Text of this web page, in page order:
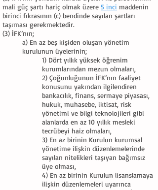
mali güç şartı hariç olmak üzere 5 inci maddenin
birinci fıkrasının (c) bendinde sayılan şartları
taşıması gerekmektedir.
(3) İFK’nın;
a) En az beş kişiden oluşan yönetim
kurulunun üyelerinin;
1) Dört yıllık yüksek öğrenim
kurumlarından mezun olmaları,
2) Çoğunluğunun İFK’nın faaliyet
konusunu yakından ilgilendiren
bankacılık, finans, sermaye piyasası,
hukuk, muhasebe, iktisat, risk
yönetimi ve bilgi teknolojileri gibi
alanlarda en az 10 yıllık mesleki
tecrübeyi haiz olmaları,
3) En az birinin Kurulun kurumsal
yönetime ilişkin düzenlemelerinde
sayılan nitelikleri taşıyan bağımsız
üye olması,
4) En az birinin Kurulun lisanslamaya
ilişkin düzenlemeleri uyarınca